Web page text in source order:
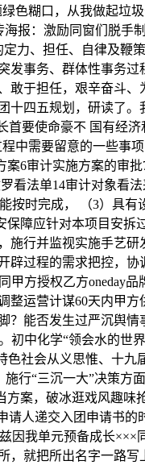
色糊口，从我做起垃
：激励同窗们脱手
力、担任、自律及
事务、群体性事务
于担任，艰辛奋斗
四五规划，研读了
要使命豪不 国有经
中需要留意的一些事
6审计实施方案的审
法单14审计对象看
时完成， （3）具
障应针对本项目安
行并监视实施手艺
过程的需求把控，
方授权乙方oneday
运营计谋60天内甲
能否发生过严沉舆
中化学“领会水的
色社会从义思惟、十
行“三沉一大”决策
案，破冰逛戏风趣
人递交入团申请书
我单元预备成长
就把所出名字一路